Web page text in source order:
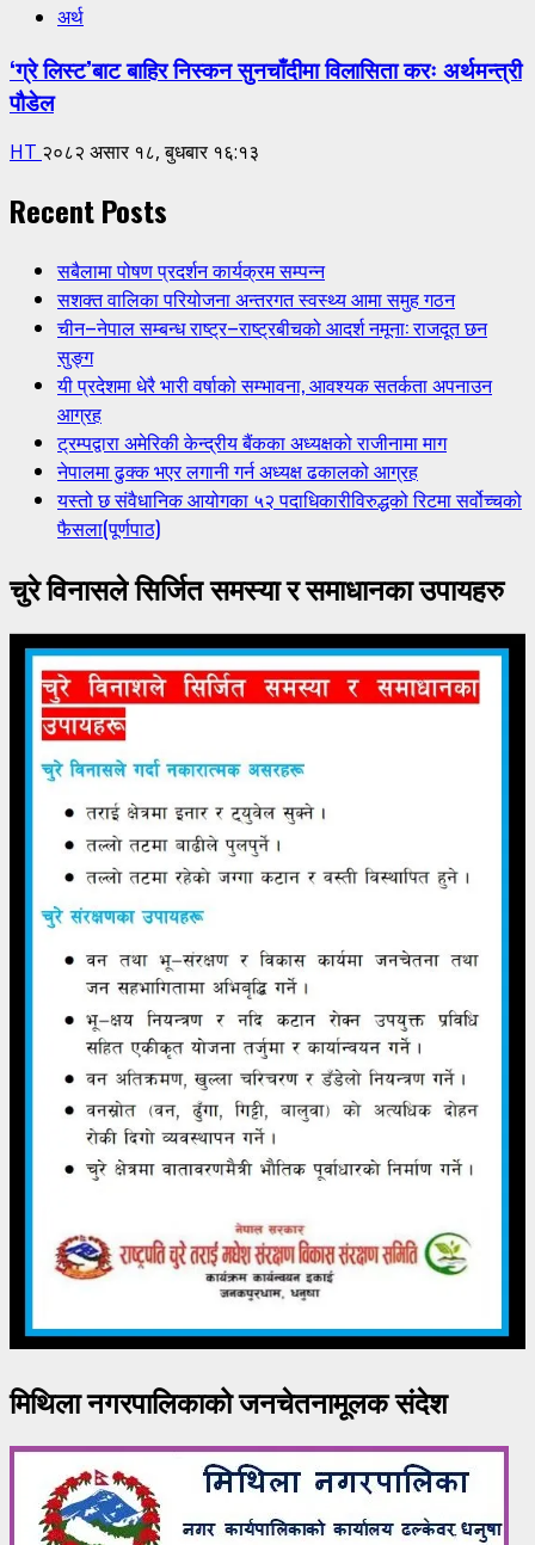
अर्थ
‘ग्रे लिस्ट’बाट बाहिर निस्कन सुनचाँदीमा विलासिता करः अर्थमन्त्री
पौडेल
HT २०८२ असार १८, बुधबार १६:१३
Recent Posts
सबैलामा पोषण प्रदर्शन कार्यक्रम सम्पन्न
सशक्त वालिका परियोजना अन्तरगत स्वस्थ्य आमा समुह गठन
चीन–नेपाल सम्बन्ध राष्ट्र–राष्ट्रबीचको आदर्श नमूना: राजदूत छन
सुङ्ग
यी प्रदेशमा धेरै भारी वर्षाको सम्भावना, आवश्यक सतर्कता अपनाउन
आग्रह
ट्रम्पद्वारा अमेरिकी केन्द्रीय बैंकका अध्यक्षको राजीनामा माग
नेपालमा ढुक्क भएर लगानी गर्न अध्यक्ष ढकालको आग्रह
यस्तो छ संवैधानिक आयोगका ५२ पदाधिकारीविरुद्धको रिटमा सर्वोच्चको
फैसला(पूर्णपाठ)
चुरे विनासले सिर्जित समस्या र समाधानका उपायहरु
मिथिला नगरपालिकाको जनचेतनामूलक संदेश